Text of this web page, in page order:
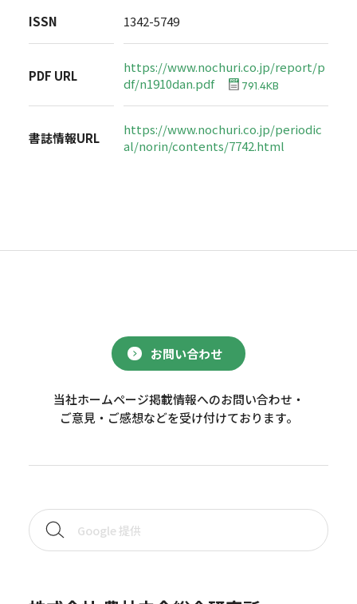
ISSN 1342-5749
PDF URL
https://www.nochuri.co.jp/report/p
df/n1910dan.pdf
791.4KB
書誌情報URL
https://www.nochuri.co.jp/periodic
al/norin/contents/7742.html
お問い合わせ
当社ホームページ掲載情報へのお問い合わせ・
ご意見・ご感想などを受け付けております。